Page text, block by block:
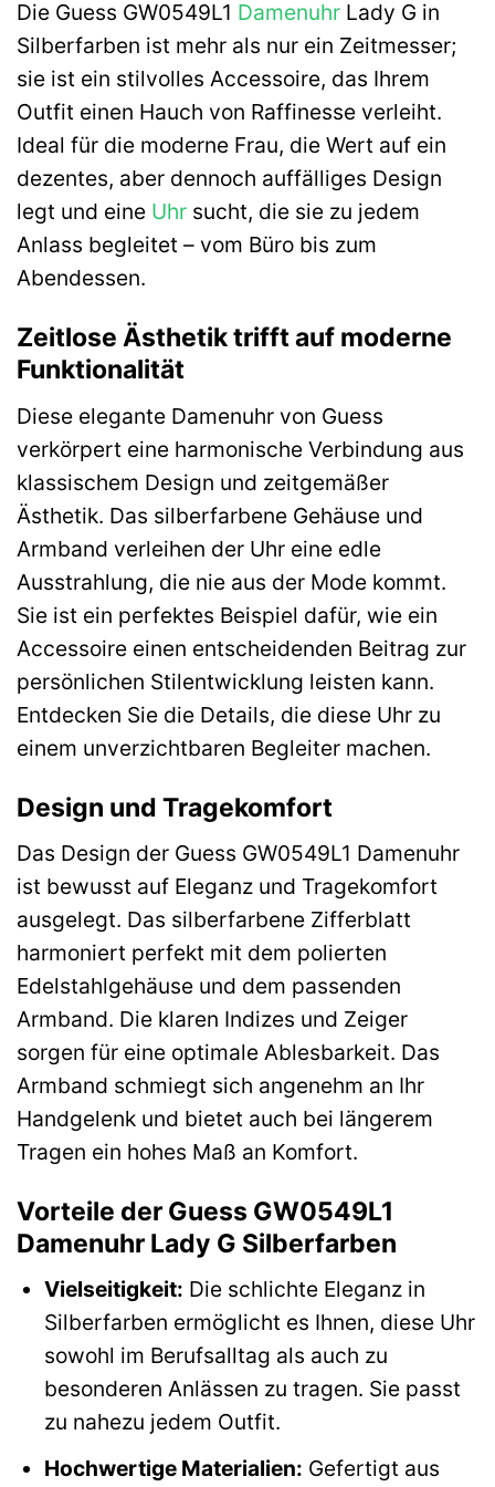
Die Guess GW0549L1 Damenuhr Lady G in
Silberfarben ist mehr als nur ein Zeitmesser;
sie ist ein stilvolles Accessoire, das Ihrem
Outfit einen Hauch von Raffinesse verleiht.
Ideal für die moderne Frau, die Wert auf ein
dezentes, aber dennoch auffälliges Design
legt und eine Uhr sucht, die sie zu jedem
Anlass begleitet – vom Büro bis zum
Abendessen.
Zeitlose Ästhetik trifft auf moderne
Funktionalität
Diese elegante Damenuhr von Guess
verkörpert eine harmonische Verbindung aus
klassischem Design und zeitgemäßer
Ästhetik. Das silberfarbene Gehäuse und
Armband verleihen der Uhr eine edle
Ausstrahlung, die nie aus der Mode kommt.
Sie ist ein perfektes Beispiel dafür, wie ein
Accessoire einen entscheidenden Beitrag zur
persönlichen Stilentwicklung leisten kann.
Entdecken Sie die Details, die diese Uhr zu
einem unverzichtbaren Begleiter machen.
Design und Tragekomfort
Das Design der Guess GW0549L1 Damenuhr
ist bewusst auf Eleganz und Tragekomfort
ausgelegt. Das silberfarbene Zifferblatt
harmoniert perfekt mit dem polierten
Edelstahlgehäuse und dem passenden
Armband. Die klaren Indizes und Zeiger
sorgen für eine optimale Ablesbarkeit. Das
Armband schmiegt sich angenehm an Ihr
Handgelenk und bietet auch bei längerem
Tragen ein hohes Maß an Komfort.
Vorteile der Guess GW0549L1
Damenuhr Lady G Silberfarben
Vielseitigkeit: Die schlichte Eleganz in
Silberfarben ermöglicht es Ihnen, diese Uhr
sowohl im Berufsalltag als auch zu
besonderen Anlässen zu tragen. Sie passt
zu nahezu jedem Outfit.
Hochwertige Materialien: Gefertigt aus